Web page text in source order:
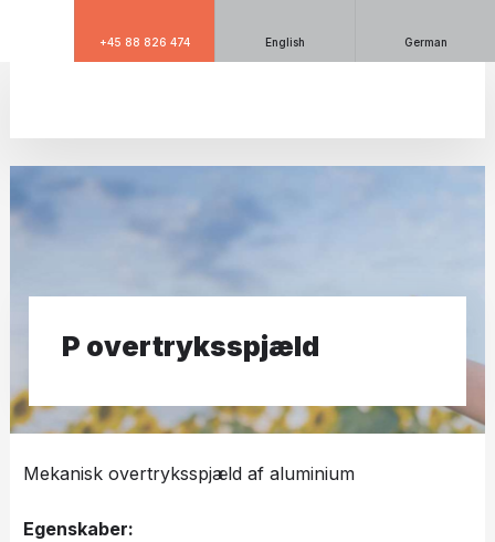
+45 88 826 474 English German
​P overtryksspjæld
Mekanisk overtryksspjæld af aluminium
Egenskaber: